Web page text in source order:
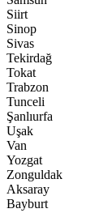
Siirt
Sinop
Sivas
Tekirdağ
Tokat
Trabzon
Tunceli
Şanlıurfa
Uşak
Van
Yozgat
Zonguldak
Aksaray
Bayburt